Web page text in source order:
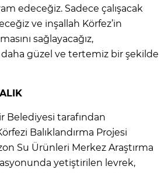
edeceğiz. Sadece çalışacak
ve inşallah Körfez’in
sağlayacağız,
daha güzel ve tertemiz bir şekilde
Belediyesi tarafından
Balıklandırma Projesi
Su Ürünleri Merkez Araştırma
yetiştirilen levrek,